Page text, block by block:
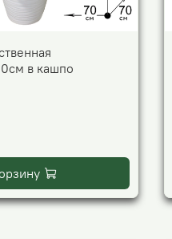
в кашпо